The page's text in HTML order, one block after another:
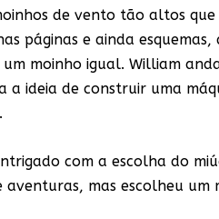
de vento tão altos
páginas e ainda esquemas,
moinho igual. William
ideia de construir uma
com a escolha do
mas escolheu um